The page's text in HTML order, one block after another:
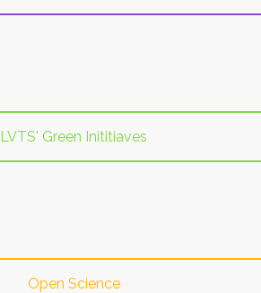
LVTS' Green Inititiaves
Open Science